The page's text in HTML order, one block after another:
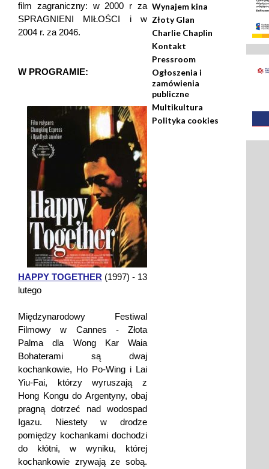
film zagraniczny: w 2000 r za
SPRAGNIENI MIŁOŚCI i w
2004 r. za 2046.
W PROGRAMIE:
HAPPY TOGETHER (1997) - 13
lutego
Międzynarodowy Festiwal
Filmowy w Cannes - Złota
Palma dla Wong Kar Waia
Bohaterami są dwaj
kochankowie, Ho Po-Wing i Lai
Yiu-Fai, którzy wyruszają z
Hong Kongu do Argentyny, obaj
pragną dotrzeć nad wodospad
Igazu. Niestety w drodze
pomiędzy kochankami dochodzi
do kłótni, w wyniku, której
kochankowie zrywają ze sobą.
Wynajem kina
Złoty Glan
Charlie Chaplin
Kontakt
Pressroom
Ogłoszenia i
zamówienia
publiczne
Multikultura
Polityka cookies